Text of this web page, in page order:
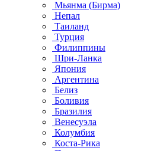
Мьянма (Бирма)
Непал
Таиланд
Турция
Филиппины
Шри-Ланка
Япония
Аргентина
Белиз
Боливия
Бразилия
Венесуэла
Колумбия
Коста-Рика